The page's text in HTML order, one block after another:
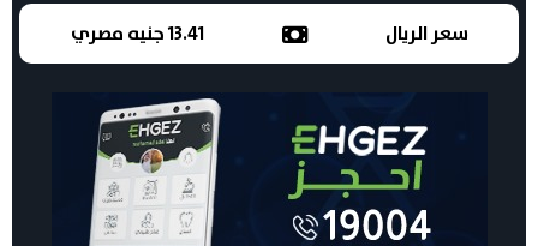
سعر الريال 13.41 جنيه مصري